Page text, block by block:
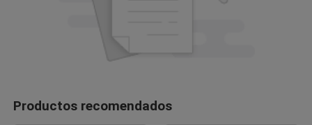
Productos recomendados